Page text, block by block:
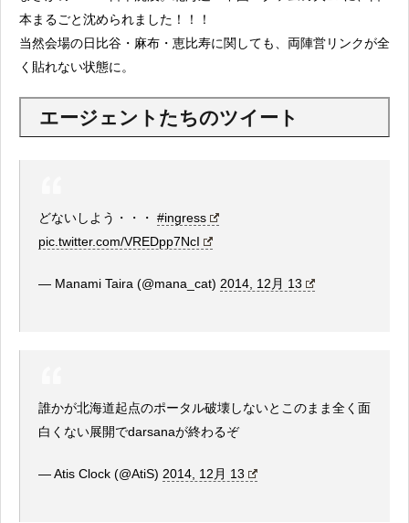
本まるごと沈められました！！！
当然会場の日比谷・麻布・恵比寿に関しても、両陣営リンクが全
く貼れない状態に。
エージェントたちのツイート
どないしよう・・・ #ingress
pic.twitter.com/VREDpp7NcI
— Manami Taira (@mana_cat) 2014, 12月 13
誰かが北海道起点のポータル破壊しないとこのまま全く面
白くない展開でdarsanaが終わるぞ
— Atis Clock (@AtiS) 2014, 12月 13